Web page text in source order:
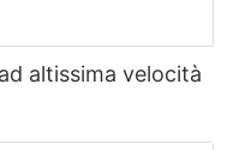
altissima velocità